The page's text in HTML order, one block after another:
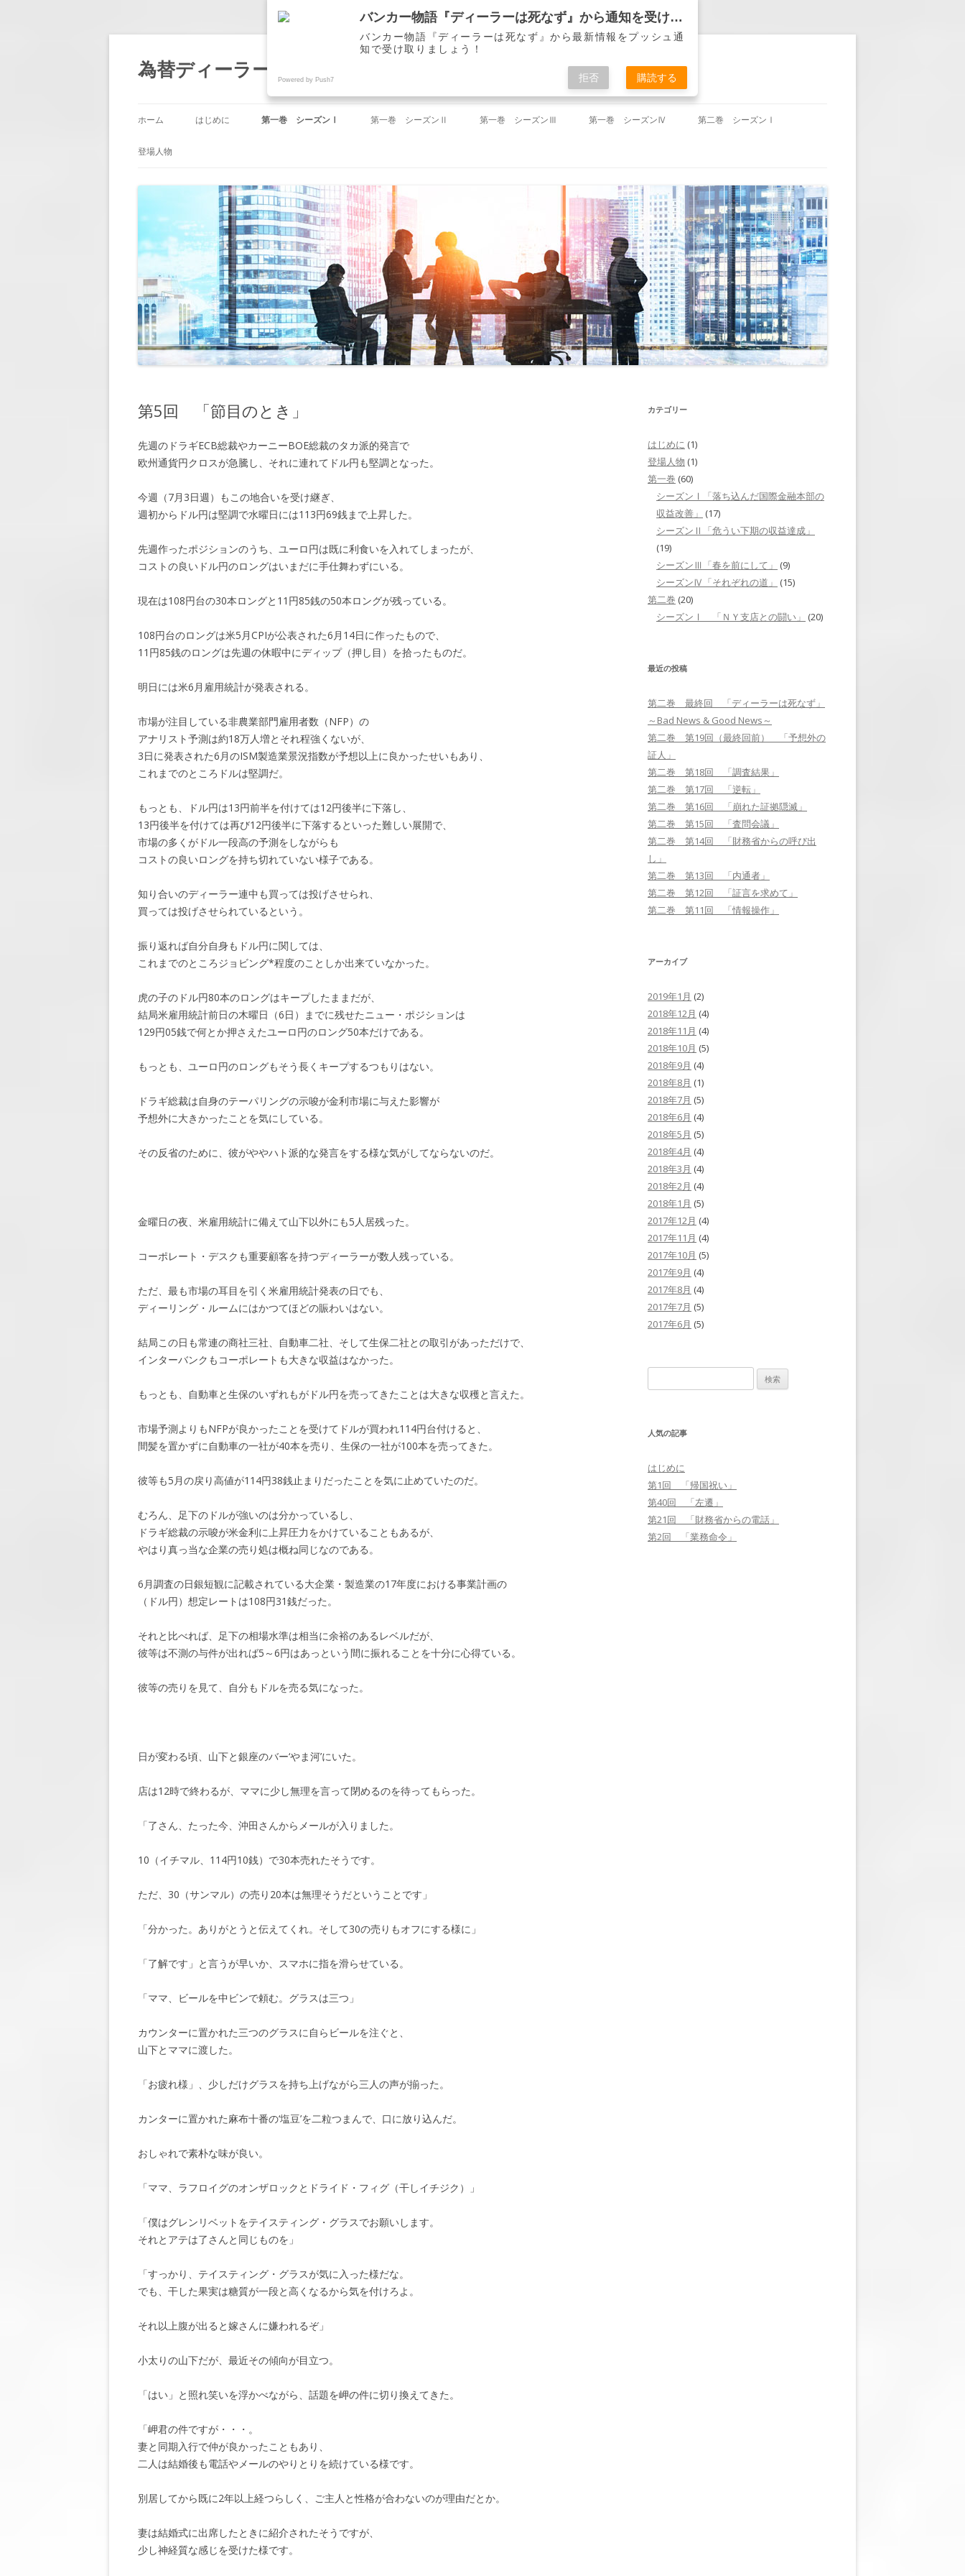
為替ディーラー物語『ディーラーは死なず』 仙崎 了
コ
ン
テ
ホーム はじめに 第一巻 シーズンⅠ
第3回 「嫉み」
第4回 「人事」
第5回 「節目のとき」
第6回 「意地」
第7回 「懸念と再決意」
第8回 「休暇」
第10回 「約束」
第11回 「脅し」
第13回 「窮地」
第15回 「近づく9月末」
第一巻 シーズンⅡ
第20回 「下がらないドル」
第21回 「財務省からの電話」
第22回 「迷路」
第23回 「解け出した謎」
第24回 「甦った相場感」
第25回 「勝負のとき」
第28回 「不意打ちの電話」
第32回 「志保の悩み」
第35回 「噂」
第一巻 シーズンⅢ
第41回 「春来たれり」
第42回 「山下を襲う知らざる敵」
第43回 「旅立ち」
第44回 「新年度」
第一巻 シーズンⅣ
第48回 「杞憂か事実か」
第49回 「久々のＴＶ出演」
第50回 「失われた方向感」
第51回 「岬の決意」
第52回 「それぞれの道」
第53回 「ニューヨークへ」
第55回 「焦り」
第56回 「ミッドタウン・トンネ
第57回 「リクルーティング」
第58回 「挑戦」
第59回 「岬の旅立ち」
第60回 「台風の後」
第二巻 シーズンⅠ
第二巻 第3回 「YOU’RE FIRED」
第二巻 第4回 「ヘンリー・ハド
ソンの悲劇」
第二巻 第5回 「墓前に誓う」
第二巻 第6回 「古傷」
第二巻 第7回 「人選」
第二巻 第12回 「証言を求めて」
第二巻 第13回 「内通者」
び出し」
第二巻 第18回 「調査結果」
第二巻 第19回（最終回前） 「予
第二巻 最終回 「ディーラーは死
なず」～BAD NEWS & GOOD
NEWS～
登場人物
第5回 「節目のとき」
先週のドラギECB総裁やカーニーBOE総裁のタカ派的発言で
欧州通貨円クロスが急騰し、それに連れてドル円も堅調となった。
今週（7月3日週）もこの地合いを受け継ぎ、
週初からドル円は堅調で水曜日には113円69銭まで上昇した。
先週作ったポジションのうち、ユーロ円は既に利食いを入れてしまったが、
コストの良いドル円のロングはいまだに手仕舞わずにいる。
現在は108円台の30本ロングと11円85銭の50本ロングが残っている。
108円台のロングは米5月CPIが公表された6月14日に作ったもので、
11円85銭のロングは先週の休暇中にディップ（押し目）を拾ったものだ。
明日には米6月雇用統計が発表される。
市場が注目している非農業部門雇用者数（NFP）の
アナリスト予測は約18万人増とそれ程強くないが、
3日に発表された6月のISM製造業景況指数が予想以上に良かったせいもあり、
これまでのところドルは堅調だ。
もっとも、ドル円は13円前半を付けては12円後半に下落し、
13円後半を付けては再び12円後半に下落するといった難しい展開で、
市場の多くがドル一段高の予測をしながらも
コストの良いロングを持ち切れていない様子である。
知り合いのディーラー連中も買っては投げさせられ、
買っては投げさせられているという。
振り返れば自分自身もドル円に関しては、
これまでのところジョビング*程度のことしか出来ていなかった。
虎の子のドル円80本のロングはキープしたままだが、
結局米雇用統計前日の木曜日（6日）までに残せたニュー・ポジションは
129円05銭で何とか押さえたユーロ円のロング50本だけである。
もっとも、ユーロ円のロングもそう長くキープするつもりはない。
ドラギ総裁は自身のテーパリングの示唆が金利市場に与えた影響が
予想外に大きかったことを気にしている。
その反省のために、彼がややハト派的な発言をする様な気がしてならないのだ。
金曜日の夜、米雇用統計に備えて山下以外にも5人居残った。
コーポレート・デスクも重要顧客を持つディーラーが数人残っている。
ただ、最も市場の耳目を引く米雇用統計発表の日でも、
ディーリング・ルームにはかつてほどの賑わいはない。
結局この日も常連の商社三社、自動車二社、そして生保二社との取引があっただけで、
インターバンクもコーポレートも大きな収益はなかった。
もっとも、自動車と生保のいずれもがドル円を売ってきたことは大きな収穫と言えた。
市場予測よりもNFPが良かったことを受けてドルが買われ114円台付けると、
間髪を置かずに自動車の一社が40本を売り、生保の一社が100本を売ってきた。
彼等も5月の戻り高値が114円38銭止まりだったことを気に止めていたのだ。
むろん、足下のドルが強いのは分かっているし、
ドラギ総裁の示唆が米金利に上昇圧力をかけていることもあるが、
やはり真っ当な企業の売り処は概ね同じなのである。
6月調査の日銀短観に記載されている大企業・製造業の17年度における事業計画の
（ドル円）想定レートは108円31銭だった。
それと比べれば、足下の相場水準は相当に余裕のあるレベルだが、
彼等は不測の与件が出れば5～6円はあっという間に振れることを十分に心得ている。
彼等の売りを見て、自分もドルを売る気になった。
日が変わる頃、山下と銀座のバー‘やま河’にいた。
店は12時で終わるが、ママに少し無理を言って閉めるのを待ってもらった。
「了さん、たった今、沖田さんからメールが入りました。
10（イチマル、114円10銭）で30本売れたそうです。
ただ、30（サンマル）の売り20本は無理そうだということです」
「分かった。ありがとうと伝えてくれ。そして30の売りもオフにする様に」
「了解です」と言うが早いか、スマホに指を滑らせている。
「ママ、ビールを中ビンで頼む。グラスは三つ」
カウンターに置かれた三つのグラスに自らビールを注ぐと、
山下とママに渡した。
「お疲れ様」、少しだけグラスを持ち上げながら三人の声が揃った。
カンターに置かれた麻布十番の‘塩豆’を二粒つまんで、口に放り込んだ。
おしゃれで素朴な味が良い。
「ママ、ラフロイグのオンザロックとドライド・フィグ（干しイチジク）」
「僕はグレンリベットをテイスティング・グラスでお願いします。
それとアテは了さんと同じものを」
「すっかり、テイスティング・グラスが気に入った様だな。
でも、干した果実は糖質が一段と高くなるから気を付けろよ。
それ以上腹が出ると嫁さんに嫌われるぞ」
小太りの山下だが、最近その傾向が目立つ。
「はい」と照れ笑いを浮かべながら、話題を岬の件に切り換えてきた。
「岬君の件ですが・・・。
妻と同期入行で仲が良かったこともあり、
二人は結婚後も電話やメールのやりとりを続けている様です。
別居してから既に2年以上経つらしく、ご主人と性格が合わないのが理由だとか。
妻は結婚式に出席したときに紹介されたそうですが、
少し神経質な感じを受けた様です。
カテゴリー
はじめに (1)
登場人物 (1)
第一巻 (60)
シーズンⅠ「落ち込んだ国際金融本部の
収益改善」
(17)
シーズンⅡ「危うい下期の収益達成」
(19)
シーズンⅢ「春を前にして」
(9)
シーズンⅣ「それぞれの道」
(15)
第二巻 (20)
シーズンⅠ 「ＮＹ支店との闘い」
(20)
最近の投稿
第二巻 最終回 「ディーラーは死なず」
～Bad News & Good News～
第二巻 第19回（最終回前） 「予想外の
証人」
第二巻 第18回 「調査結果」
第二巻 第17回 「逆転」
第二巻 第16回 「崩れた証拠隠滅」
第二巻 第15回 「査問会議」
第二巻 第14回 「財務省からの呼び出
し」
第二巻 第13回 「内通者」
第二巻 第12回 「証言を求めて」
第二巻 第11回 「情報操作」
アーカイブ
2019年1月 (2)
2018年12月 (4)
2018年11月 (4)
2018年10月 (5)
2018年9月 (4)
2018年8月 (1)
2018年7月 (5)
2018年6月 (4)
2018年5月 (5)
2018年4月 (4)
2018年3月 (4)
2018年2月 (4)
2018年1月 (5)
2017年12月 (4)
2017年11月 (4)
2017年10月 (5)
2017年9月 (4)
2017年8月 (4)
2017年7月 (5)
2017年6月 (5)
索
人気の記事
はじめに
第1回 「帰国祝い」
第40回 「左遷」
第21回 「財務省からの電話」
第2回 「業務命令」
バンカー物語『ディーラーは死なず』から通知を受け取る
バンカー物語『ディーラーは死なず』から最新情報をプッシュ通
知で受け取りましょう！
Powered by Push7 拒否 購読する